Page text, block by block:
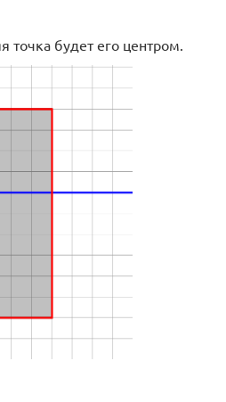
точка будет его центром.